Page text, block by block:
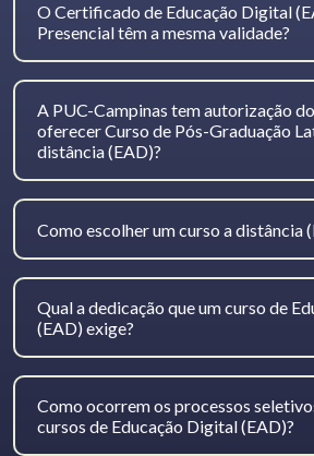
O Certificado de Educação Digital
Presencial têm a mesma validade?
A PUC-Campinas tem autorização
oferecer Curso de Pós-Graduação
distância (EAD)?
Como escolher um curso a distância
Qual a dedicação que um curso de
(EAD) exige?
Como ocorrem os processos
cursos de Educação Digital (EAD)?